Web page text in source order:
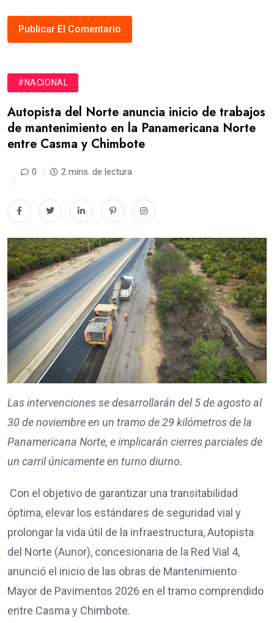
#NACIONAL
Autopista del Norte anuncia inicio de trabajos
de mantenimiento en la Panamericana Norte
entre Casma y Chimbote
0 2 mins. de lectura
Las intervenciones se desarrollarán del 5 de agosto al
30 de noviembre en un tramo de 29 kilómetros de la
Panamericana Norte, e implicarán cierres parciales de
un carril únicamente en turno diurno.
Con el objetivo de garantizar una transitabilidad
óptima, elevar los estándares de seguridad vial y
prolongar la vida útil de la infraestructura, Autopista
del Norte (Aunor), concesionaria de la Red Vial 4,
anunció el inicio de las obras de Mantenimiento
Mayor de Pavimentos 2026 en el tramo comprendido
entre Casma y Chimbote.